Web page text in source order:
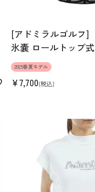
[アドミラルゴルフ]
氷嚢 ロールトップ式
2025春夏モデル
¥7,700 税込